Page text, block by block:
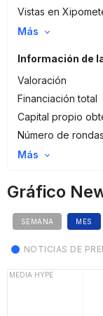
Vistas en
Más
Información de
Valoración
Financiación total
Capital propio
Número de rondas
Más
Gráfico
SEMANA MES
NOTICIAS DE